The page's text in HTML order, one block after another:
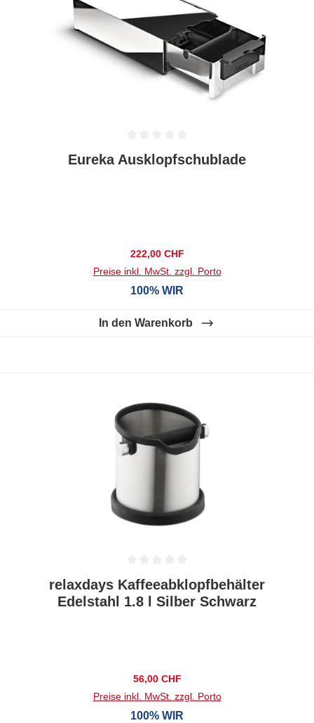
Durchschnittliche Bewertung von 0 von 5 Sternen
Eureka Ausklopfschublade
Regulärer Preis:
222,00 CHF
Preise inkl. MwSt. zzgl. Porto
100% WIR
In den Warenkorb
Durchschnittliche Bewertung von 0 von 5 Sternen
relaxdays Kaffeeabklopfbehälter
Edelstahl 1.8 l Silber Schwarz
Regulärer Preis:
56,00 CHF
Preise inkl. MwSt. zzgl. Porto
100% WIR